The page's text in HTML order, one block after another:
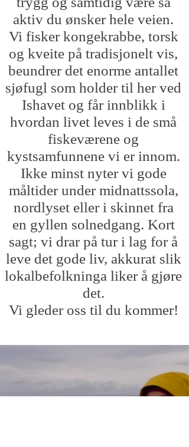
aktiv du ønsker hele veien.
Vi fisker kongekrabbe, torsk
og kveite på tradisjonelt vis,
beundrer det enorme antallet
sjøfugl som holder til her ved
Ishavet og får innblikk i
hvordan livet leves i de små
fiskeværene og
kystsamfunnene vi er innom.
Ikke minst nyter vi gode
måltider under midnattssola,
nordlyset eller i skinnet fra
en gyllen solnedgang. Kort
sagt; vi drar på tur i lag for å
leve det gode liv, akkurat slik
lokalbefolkninga liker å gjøre
det.
Vi gleder oss til du kommer!